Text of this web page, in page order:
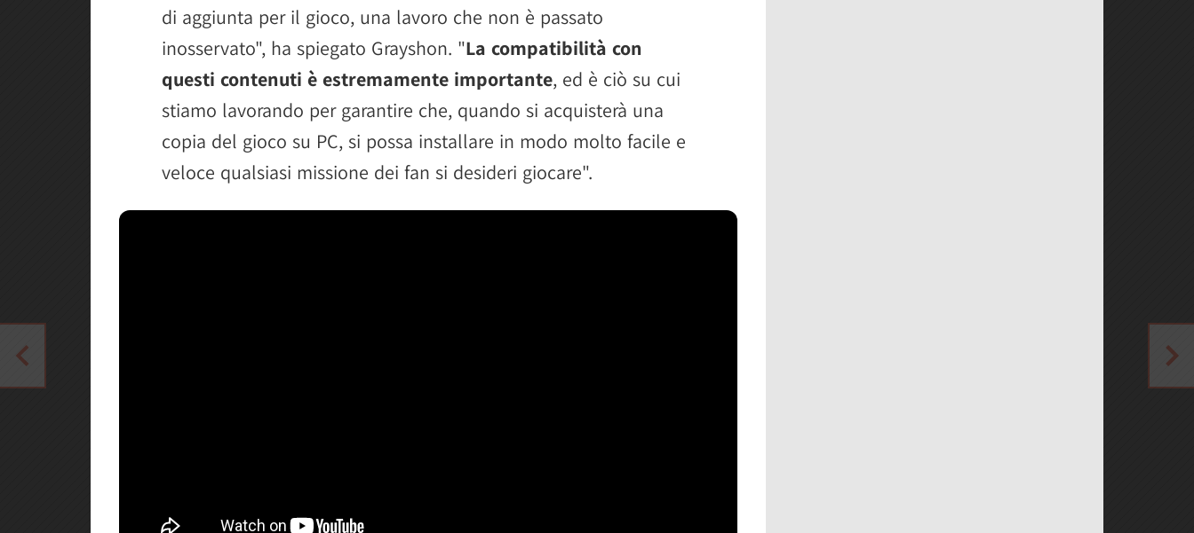
di aggiunta per il gioco, una lavoro che non è passato
inosservato", ha spiegato Grayshon. "La compatibilità con
questi contenuti è estremamente importante, ed è ciò su cui
stiamo lavorando per garantire che, quando si acquisterà una
copia del gioco su PC, si possa installare in modo molto facile e
veloce qualsiasi missione dei fan si desideri giocare".